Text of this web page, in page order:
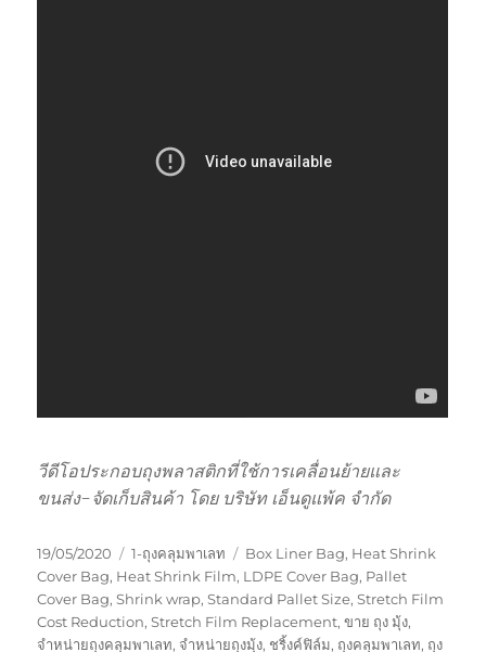
วีดีโอประกอบถุงพลาสติกที่ใช้การเคลื่อนย้ายและ
ขนส่ง-จัดเก็บสินค้า โดย บริษัท เอ็นดูแพ้ค จำกัด
Posted
on
19/05/2020 Categories
1-ถุงคลุมพาเลท Tags
Box Liner Bag, Heat Shrink
Cover Bag, Heat Shrink Film, LDPE Cover Bag, Pallet
Cover Bag,Shrink wrap,Standard Pallet Size,Stretch Film
Cost Reduction,Stretch Film Replacement,ขาย ถุง มุ้ง,
จำหน่ายถุงคลุมพาเลท, จำหน่ายถุงมุ้ง, ชริ้งค์ฟิล์ม, ถุงคลุมพาเลท, ถุง